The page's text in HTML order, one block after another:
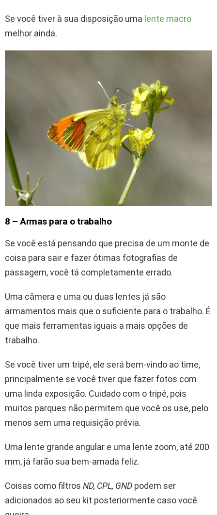
Se você tiver à sua disposição uma lente macro
melhor ainda.
8 – Armas para o trabalho
Se você está pensando que precisa de um monte de
coisa para sair e fazer ótimas fotografias de
passagem, você tá completamente errado.
Uma câmera e uma ou duas lentes já são
armamentos mais que o suficiente para o trabalho. É
que mais ferramentas iguais a mais opções de
trabalho.
Se você tiver um tripé, ele será bem-vindo ao time,
principalmente se você tiver que fazer fotos com
uma linda exposição. Cuidado com o tripé, pois
muitos parques não permitem que você os use, pelo
menos sem uma requisição prévia.
Uma lente grande angular e uma lente zoom, até 200
mm, já farão sua bem-amada feliz.
Coisas como filtros ND, CPL, GND podem ser
adicionados ao seu kit posteriormente caso você